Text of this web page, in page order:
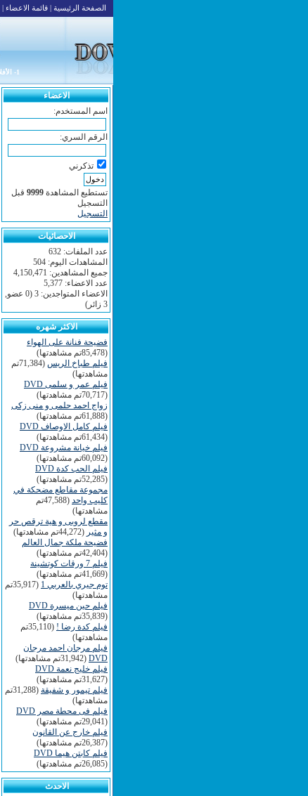
الصفحة الرئيسية | قائمة الاعضاء |
1- الأفلام العربية
الاعضاء
اسم المستخدم:
الرقم السري:
تذكرني
تستطيع المشاهدة 9999 قبل
التسجيل
التسجيل
الاحصائيات
عدد الملفات: 632
المشاهدات اليوم: 504
جميع المشاهدين: 4,150,471
عدد الاعضاء: 5,377
الاعضاء المتواجدين: 3 (0 عضو,
3 زائر)
الاكثر شهره
فضيحة فنانة على الهواء
(85,478تم مشاهدتها)
فيلم طباخ الريس
(71,384تم
مشاهدتها)
فيلم عمر و سلمى DVD
(70,717تم مشاهدتها)
زواج احمد حلمى و منى زكى
(61,888تم مشاهدتها)
فيلم كامل الاوصاف DVD
(61,434تم مشاهدتها)
فيلم خيانة مشروعة DVD
(60,092تم مشاهدتها)
فيلم الحب كدة DVD
(52,285تم مشاهدتها)
مجموعة مقاطع مضحكة في
كليب واحد
(47,588تم
مشاهدتها)
مقطع لروبى و هية ترقص حر
و مثير (44,272تم مشاهدتها)
فضيحة ملكة جمال العالم
(42,404تم مشاهدتها)
فيلم 7 ورقات كوتشينة
(41,669تم مشاهدتها)
توم جيري بالعربي 1
(35,917تم
مشاهدتها)
فيلم حين ميسرة DVD
(35,839تم مشاهدتها)
فيلم كدة رضا !
(35,110تم
مشاهدتها)
فيلم مرجان احمد مرجان
DVD (31,942تم مشاهدتها)
فيلم خليج نعمة DVD
(31,627تم مشاهدتها)
فيلم تيمور و شفيقة
(31,288تم
مشاهدتها)
فيلم فى محطة مصر DVD
(29,041تم مشاهدتها)
فيلم خارج عن القانون
(26,387تم مشاهدتها)
فيلم كابتن هيما DVD
(26,085تم مشاهدتها)
الاحدث